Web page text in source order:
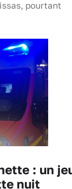
pourtant
: un
nuit